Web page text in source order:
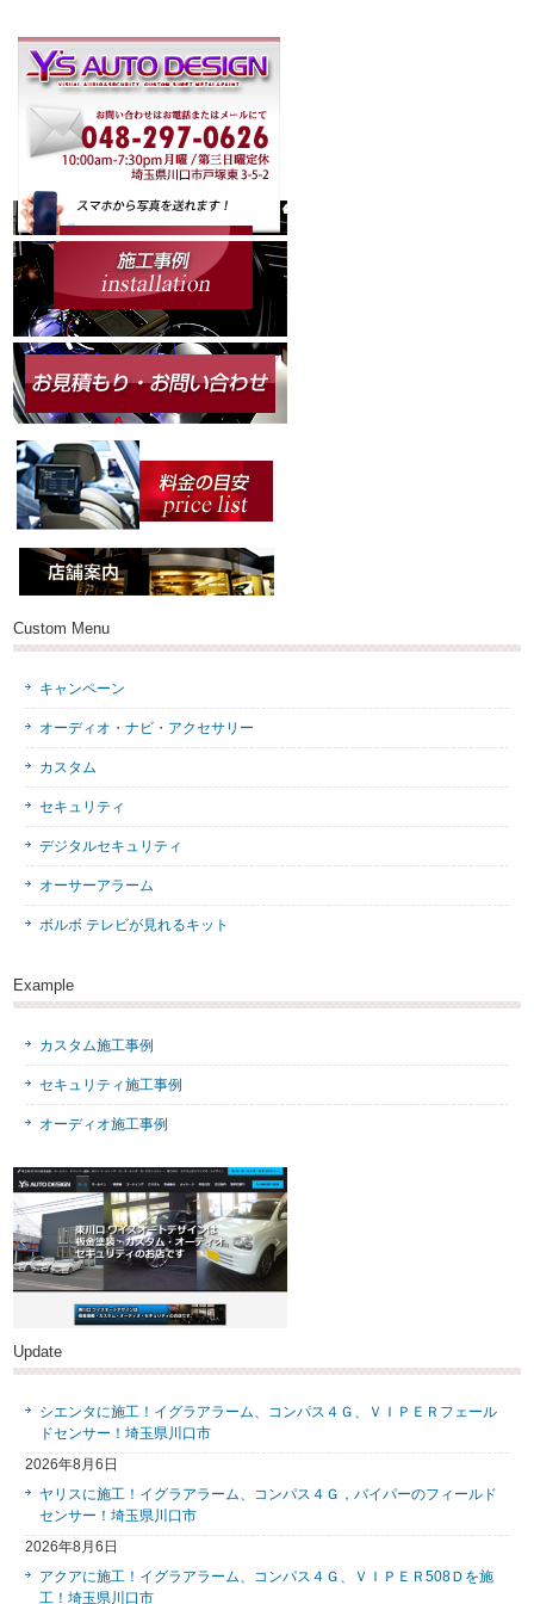
Custom Menu
キャンペーン
オーディオ・ナビ・アクセサリー
カスタム
セキュリティ
デジタルセキュリティ
オーサーアラーム
ボルボ テレビが見れるキット
Example
カスタム施工事例
セキュリティ施工事例
オーディオ施工事例
Update
シエンタに施工！イグラアラーム、コンパス４Ｇ、ＶＩＰＥＲフェール
ドセンサー！埼玉県川口市
2026年8月6日
ヤリスに施工！イグラアラーム、コンパス４Ｇ，バイパーのフィールド
センサー！埼玉県川口市
2026年8月6日
アクアに施工！イグラアラーム、コンパス４Ｇ、ＶＩＰＥＲ508Ｄを施
工！埼玉県川口市